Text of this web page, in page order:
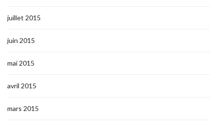
juillet 2015
juin 2015
mai 2015
avril 2015
mars 2015